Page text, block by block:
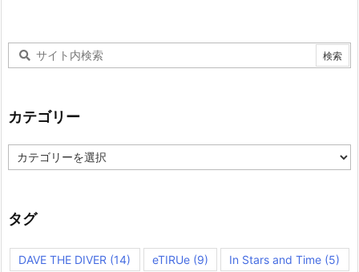
カテゴリー
テ
ー
タグ
DAVE THE DIVER (14) eTIRUe(9) In Stars and Time (5)